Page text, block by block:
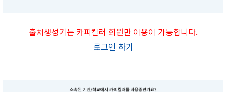
출처생성기는 카피킬러 회원만 이용이 가능합니다.
로그인 하기